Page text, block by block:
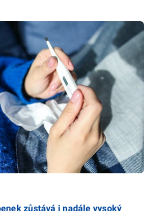
zůstává i nadále vysoký